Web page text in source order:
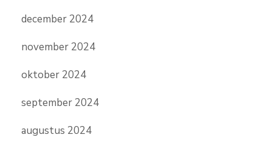
december 2024
november 2024
oktober 2024
september 2024
augustus 2024